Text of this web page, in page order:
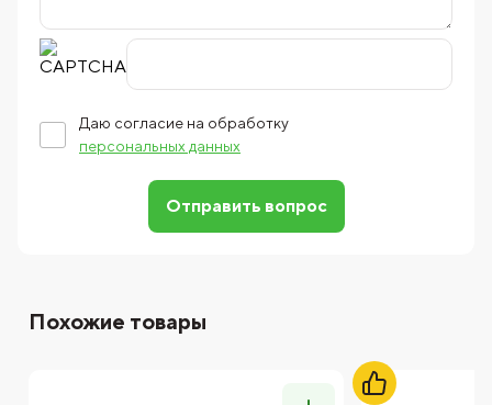
Даю согласие на обработку
персональных данных
Отправить вопрос
Похожие товары